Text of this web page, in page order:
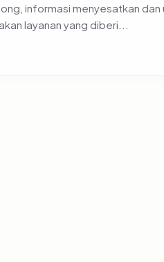
informasi menyesatkan dan
layanan yang diberi...